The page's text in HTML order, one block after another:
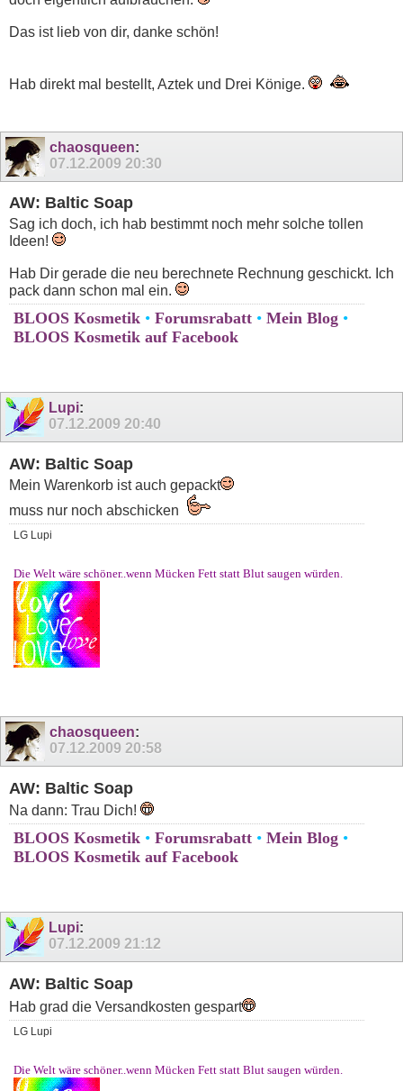
Das ist lieb von dir, danke schön!
Hab direkt mal bestellt, Aztek und Drei Könige.
chaosqueen:
07.12.2009 20:30
AW: Baltic Soap
Sag ich doch, ich hab bestimmt noch mehr solche tollen
Ideen!
Hab Dir gerade die neu berechnete Rechnung geschickt. Ich
pack dann schon mal ein.
BLOOS Kosmetik • Forumsrabatt • Mein Blog •
BLOOS Kosmetik auf Facebook
Lupi:
07.12.2009 20:40
AW: Baltic Soap
Mein Warenkorb ist auch gepackt
muss nur noch abschicken
LG Lupi
Die Welt wäre schöner..wenn Mücken Fett statt Blut saugen würden.
chaosqueen:
07.12.2009 20:58
AW: Baltic Soap
Na dann: Trau Dich!
BLOOS Kosmetik • Forumsrabatt • Mein Blog •
BLOOS Kosmetik auf Facebook
Lupi:
07.12.2009 21:12
AW: Baltic Soap
Hab grad die Versandkosten gespart
LG Lupi
Die Welt wäre schöner..wenn Mücken Fett statt Blut saugen würden.